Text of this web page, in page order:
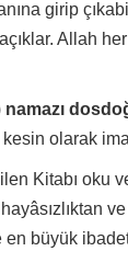
girip
Allah
namazı
olarak
Kitabı oku
hayâsızlıktan
en büyük